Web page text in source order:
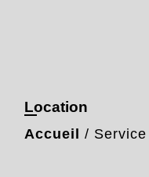
Location
Accueil / Service